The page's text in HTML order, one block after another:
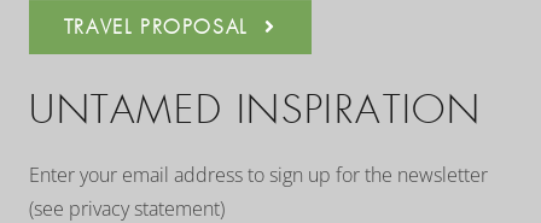
TRAVEL PROPOSAL
UNTAMED INSPIRATION
Enter your email address to sign up for the newsletter
(see privacy statement)